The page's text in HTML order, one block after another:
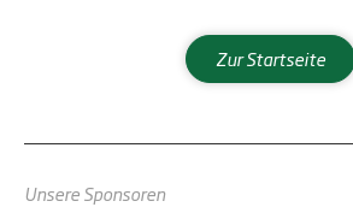
Zur Startseite
Unsere Sponsoren